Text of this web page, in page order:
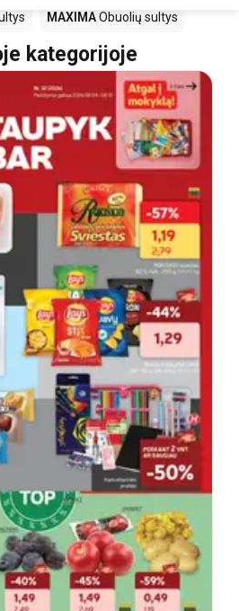
MAXIMAObuolių sultys
kategorijoje